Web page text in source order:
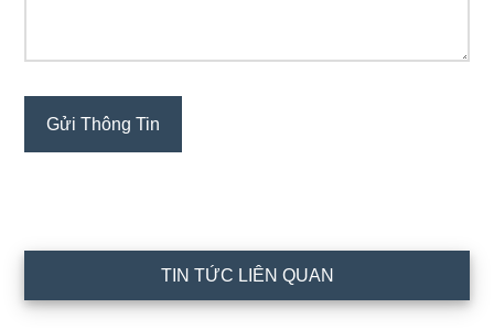
TIN TỨC LIÊN QUAN